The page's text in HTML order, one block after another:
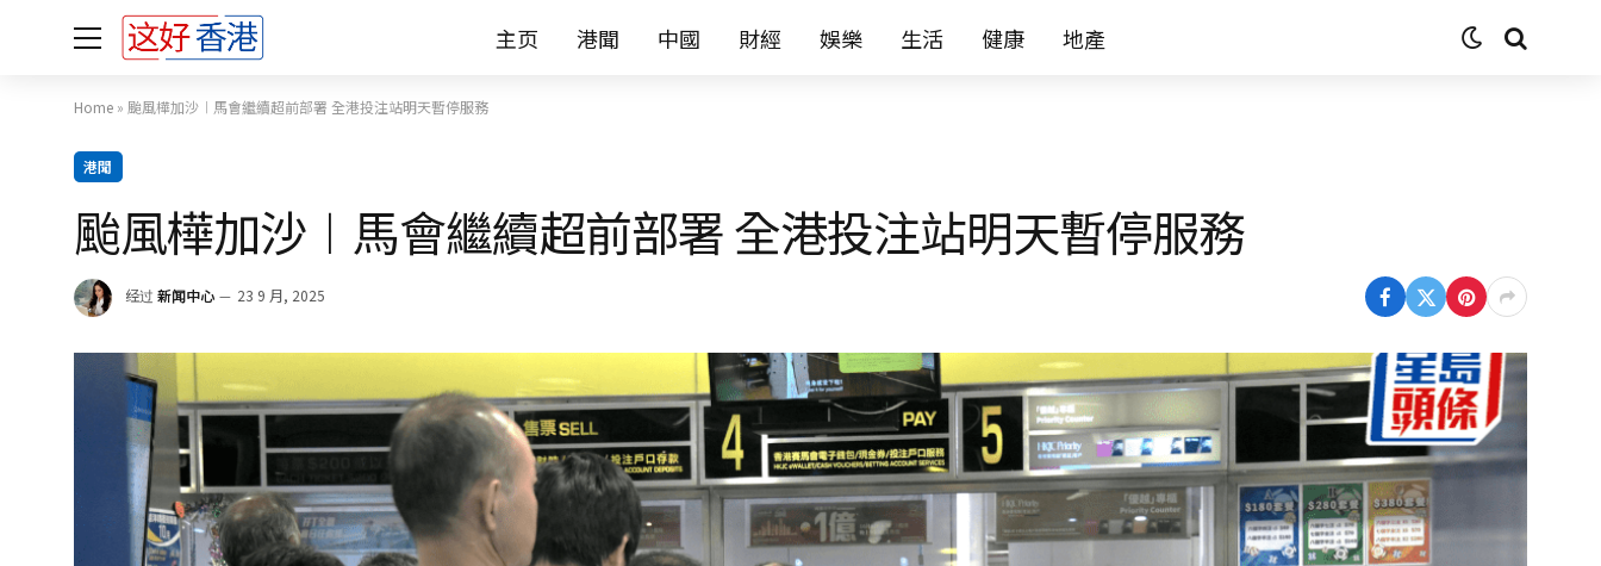
主页 港聞 中國 財經 娛樂 生活 健康 地產
Home » 颱風樺加沙︱馬會繼續超前部署 全港投注站明天暫停服務
港聞
颱風樺加沙︱馬會繼續超前部署 全港投注站明天暫停服務
经过 新闻中心 23 9 月, 2025